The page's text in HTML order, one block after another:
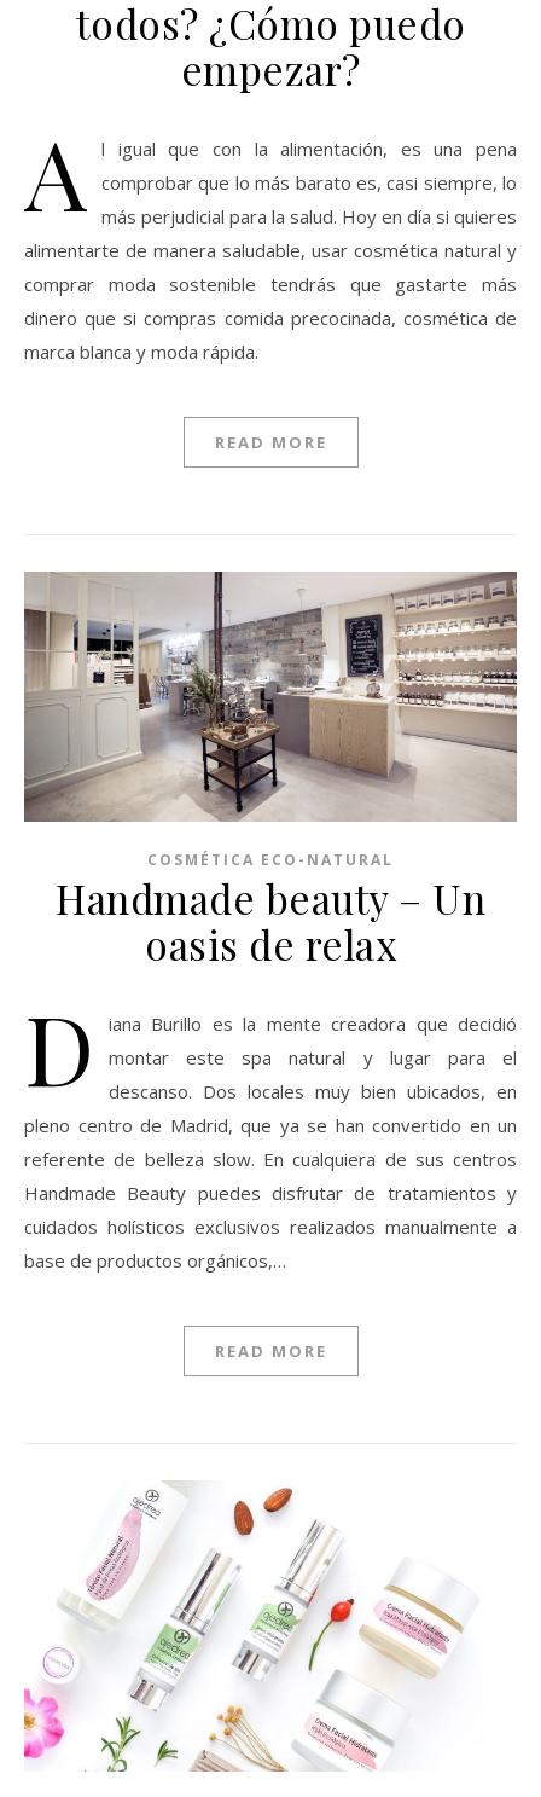
todos? ¿Cómo puedo
empezar?
A
l igual que con la alimentación, es una pena
comprobar que lo más barato es, casi siempre, lo
más perjudicial para la salud. Hoy en día si quieres
alimentarte de manera saludable, usar cosmética natural y
comprar moda sostenible tendrás que gastarte más
dinero que si compras comida precocinada, cosmética de
marca blanca y moda rápida.
READ MORE
COSMÉTICA ECO-NATURAL
Handmade beauty – Un
oasis de relax
D
iana Burillo es la mente creadora que decidió
montar este spa natural y lugar para el
descanso. Dos locales muy bien ubicados, en
pleno centro de Madrid, que ya se han convertido en un
referente de belleza slow. En cualquiera de sus centros
Handmade Beauty puedes disfrutar de tratamientos y
cuidados holísticos exclusivos realizados manualmente a
base de productos orgánicos,…
READ MORE